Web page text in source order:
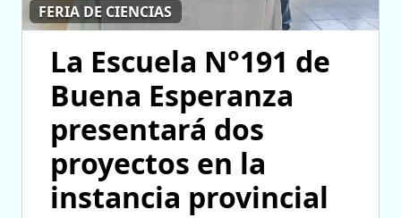
FERIA DE CIENCIAS
La Escuela N°191 de
Buena Esperanza
presentará dos
proyectos en la
instancia provincial